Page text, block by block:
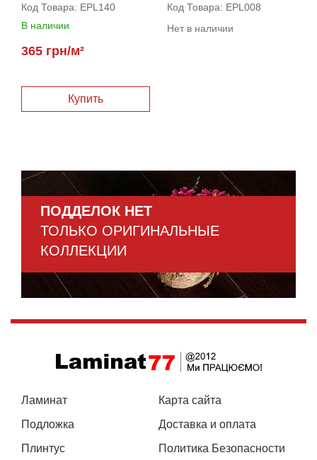
Код Товара: EPL140
В наличии
365 грн/м²
Код Товара: EPL008
Нет в наличии
ПОДДЕЛОК НЕТ
ТОЛЬКО ОРИГИНАЛЬНЫЕ
КОЛЛЕКЦИИ
Ламинат
Подложка
Плинтус
Карта сайта
Доставка и оплата
Политика Безопасности